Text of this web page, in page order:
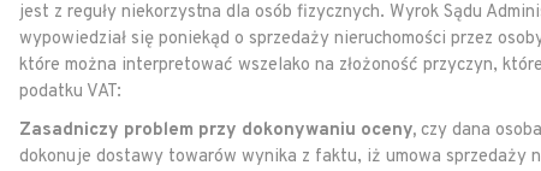
jest z reguły niekorzystna dla osób fizycznych. Wyrok Sądu
wypowiedział się poniekąd o sprzedaży nieruchomości przez
które można interpretować wszelako na złożoność przyczyn,
podatku VAT:
Zasadniczy problem przy dokonywaniu oceny, czy dana
dokonuje dostawy towarów wynika z faktu, iż umowa sprzedaży